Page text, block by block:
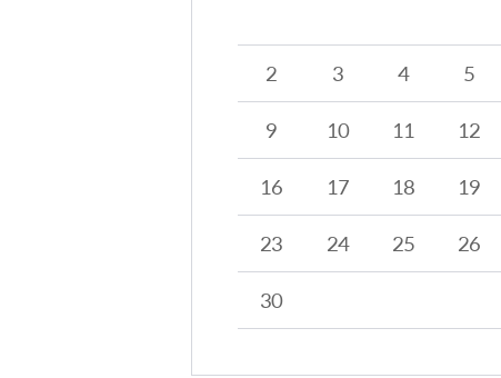
2
3 4 5
9
10 11 12
16
17 18 19
23
24 25 26
30